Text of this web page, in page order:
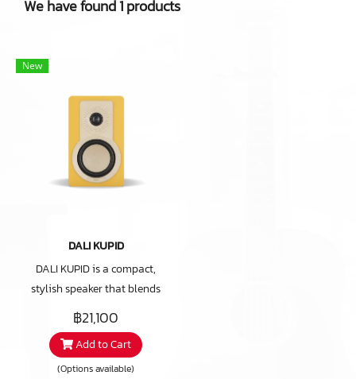
We have found 1 products
New
DALI KUPID
DALI KUPID is a compact,
stylish speaker that blends
effortlessly into your home -
and delivers powerful, true Hi-
Fi sound. With bold colours and
soft, rounded edges, it adds
฿21,100
Add to Cart
(Options available)